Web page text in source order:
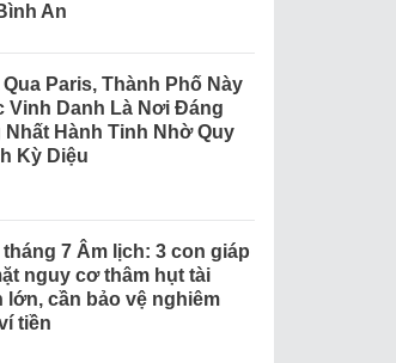
An
Paris, Thành Phố Này
Danh Là Nơi Đáng
Nhất Hành Tinh Nhờ Quy
Kỳ Diệu
7 Âm lịch: 3 con giáp
nguy cơ thâm hụt tài
lớn, cần bảo vệ nghiêm
tiền